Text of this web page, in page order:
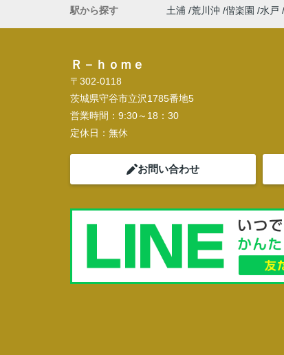
駅から探す
土浦 荒川沖 偕楽園 水戸
Ｒ－ｈｏｍｅ
〒302-0118
茨城県守谷市立沢1785番地5
営業時間： 9:30～18：30
定休日： 無休
お問い合わせ